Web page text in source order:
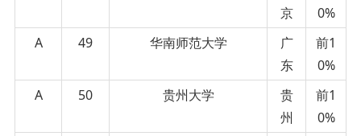
京
0%
A
49 华南师范大学
广
东
前1
0%
A
50 贵州大学
贵
州
前1
0%